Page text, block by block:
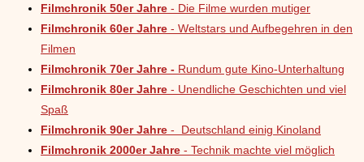
Filmchronik 50er Jahre - Die Filme wurden mutiger
Filmchronik 60er Jahre - Weltstars und Aufbegehren in den
Filmen
Filmchronik 70er Jahre - Rundum gute Kino-Unterhaltung
Filmchronik 80er Jahre - Unendliche Geschichten und viel
Spaß
Filmchronik 90er Jahre - Deutschland einig Kinoland
Filmchronik 2000er Jahre - Technik machte viel möglich